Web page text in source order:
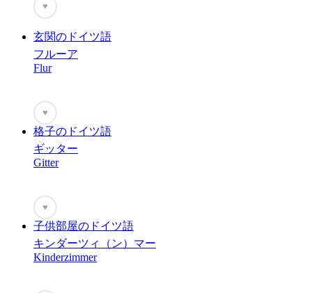
♥
玄関のドイツ語
フルーア
Flur
♥
格子のドイツ語
ギッター
Gitter
♥
子供部屋のドイツ語
キンダーツィ（ン）マー
Kinderzimmer